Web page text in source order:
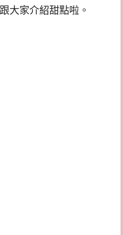
大家介紹甜點啦。